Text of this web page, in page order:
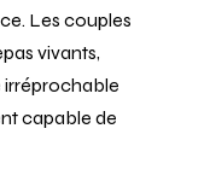
Les couples
vivants,
irréprochable
capable de